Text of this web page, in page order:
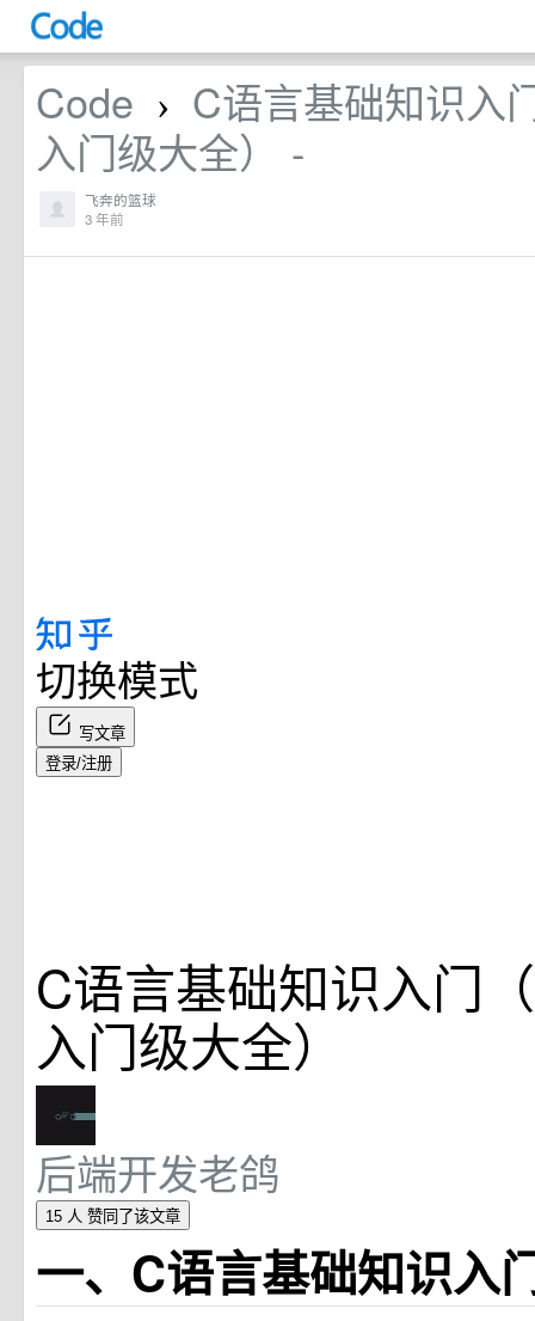
Code › C语言基础知识入
入门级大全） -
飞奔的篮球
3 年前
切换模式
写文章
登录/注册
C语言基础知识入门
入门级大全）
后端开发老鸽
15 人 赞同了该文章
一、C语言基础知识入